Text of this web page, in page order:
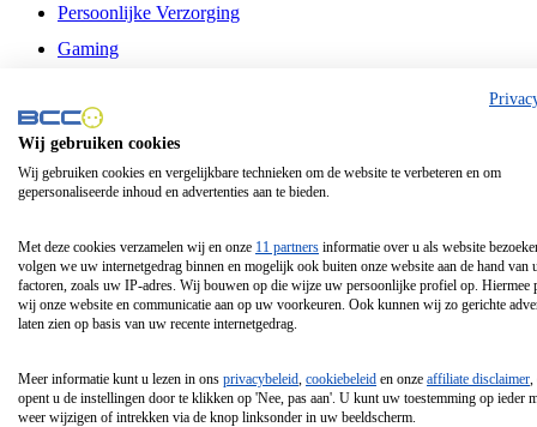
Persoonlijke Verzorging
Gaming
Philips
Schermgrootte 24 Inch
Schermgrootte 85 Inch
Schermgrootte 98 Inch
Tcl
Hd Led Tv
Wij gebruiken cookies
Wij gebruiken cookies en vergelijkbare technieken om de website te verbeteren en om
gepersonaliseerde inhoud en advertenties aan te bieden.
Met deze cookies verzamelen wij en onze 11 partners informatie over u als website
volgen we uw internetgedrag binnen en mogelijk ook buiten onze website aan de hand van
factoren, zoals uw IP-adres. Wij bouwen op die wijze uw persoonlijke profiel op. Hiermee
wij onze website en communicatie aan op uw voorkeuren. Ook kunnen wij zo gerichte
laten zien op basis van uw recente internetgedrag.
Meer informatie kunt u lezen in ons privacybeleid, cookiebeleid en onze affiliate disclaimer,
opent u de instellingen door te klikken op 'Nee, pas aan'. U kunt uw toestemming op ieder
weer wijzigen of intrekken via de knop linksonder in uw beeldscherm.